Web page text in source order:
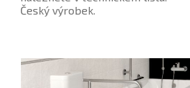
Český výrobek.